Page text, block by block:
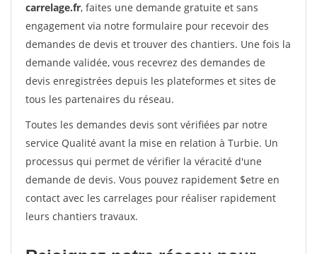
carrelage.fr, faites une demande gratuite et sans
engagement via notre formulaire pour recevoir des
demandes de devis et trouver des chantiers. Une fois la
demande validée, vous recevrez des demandes de
devis enregistrées depuis les plateformes et sites de
tous les partenaires du réseau.
Toutes les demandes devis sont vérifiées par notre
service Qualité avant la mise en relation à Turbie. Un
processus qui permet de vérifier la véracité d'une
demande de devis. Vous pouvez rapidement $etre en
contact avec les carrelages pour réaliser rapidement
leurs chantiers travaux.